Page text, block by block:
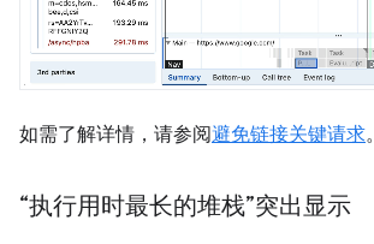
如需了解详情，请参阅避免链接关键请求。
“执行用时最长的堆栈”突出显示